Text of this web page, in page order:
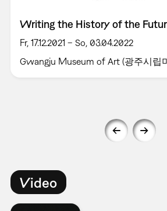
Writing the History of the
Fr, 17.12.2021 – So, 03.04.2022
Gwangju Museum of Art (광주시립
Video